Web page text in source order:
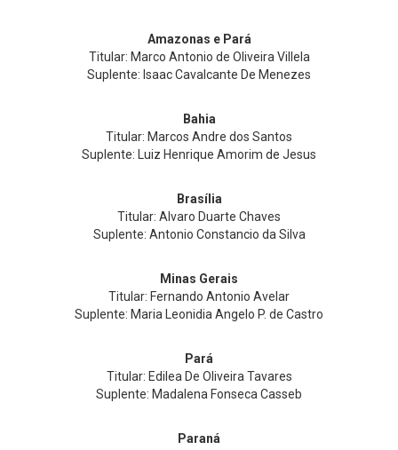
Amazonas e Pará
Titular: Marco Antonio de Oliveira Villela
Suplente: Isaac Cavalcante De Menezes
Bahia
Titular: Marcos Andre dos Santos
Suplente: Luiz Henrique Amorim de Jesus
Brasília
Titular: Alvaro Duarte Chaves
Suplente: Antonio Constancio da Silva
Minas Gerais
Titular: Fernando Antonio Avelar
Suplente: Maria Leonidia Angelo P. de Castro
Pará
Titular: Edilea De Oliveira Tavares
Suplente: Madalena Fonseca Casseb
Paraná